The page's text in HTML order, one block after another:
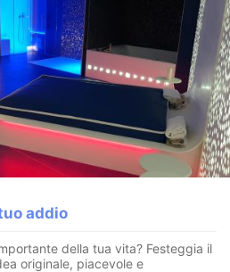
addio
della tua vita? Festeggia il
originale, piacevole e